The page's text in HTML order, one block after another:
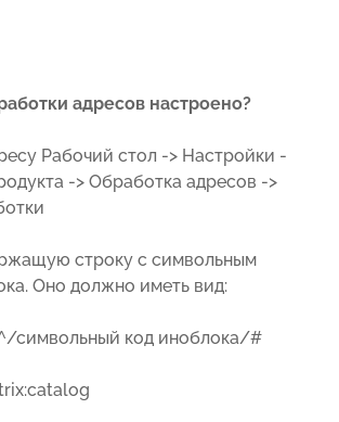
адресов настроено?
Рабочий стол -> Настройки -
-> Обработка адресов ->
строку с символьным
Оно должно иметь вид:
код иноблока/#